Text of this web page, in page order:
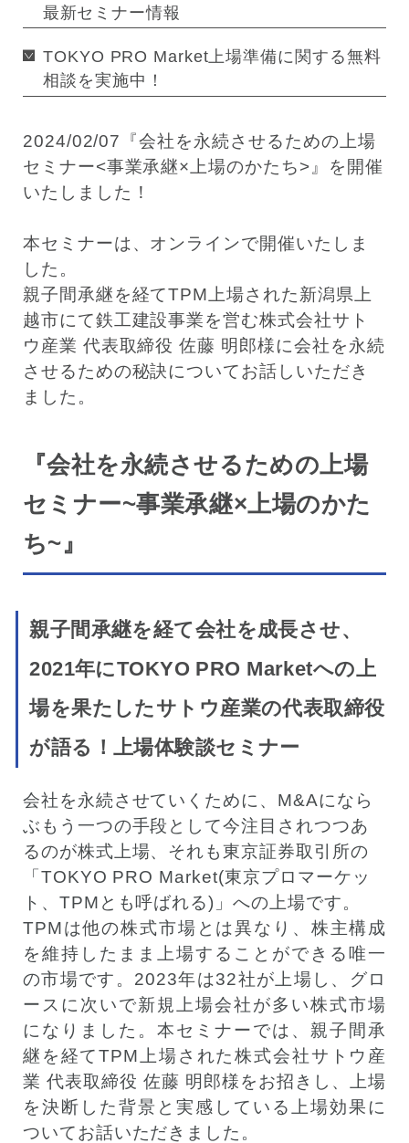
最新セミナー情報
TOKYO PRO Market上場準備に関する無料
相談を実施中！
2024/02/07『会社を永続させるための上場
セミナー<事業承継×上場のかたち>』を開催
いたしました！
本セミナーは、オンラインで開催いたしま
した。
親子間承継を経てTPM上場された新潟県上
越市にて鉄工建設事業を営む株式会社サト
ウ産業 代表取締役 佐藤 明郎様に会社を永続
させるための秘訣についてお話しいただき
ました。
『会社を永続させるための上場
セミナー~事業承継×上場のかた
ち~』
親子間承継を経て会社を成長させ、
2021年にTOKYO PRO Marketへの上
場を果たしたサトウ産業の代表取締役
が語る！上場体験談セミナー
会社を永続させていくために、M&Aになら
ぶもう一つの手段として今注目されつつあ
るのが株式上場、それも東京証券取引所の
「TOKYO PRO Market(東京プロマーケッ
ト、TPMとも呼ばれる)」への上場です。
TPMは他の株式市場とは異なり、株主構成
を維持したまま上場することができる唯一
の市場です。2023年は32社が上場し、グロ
ースに次いで新規上場会社が多い株式市場
になりました。本セミナーでは、親子間承
継を経てTPM上場された株式会社サトウ産
業 代表取締役 佐藤 明郎様をお招きし、上場
を決断した背景と実感している上場効果に
ついてお話いただきました。